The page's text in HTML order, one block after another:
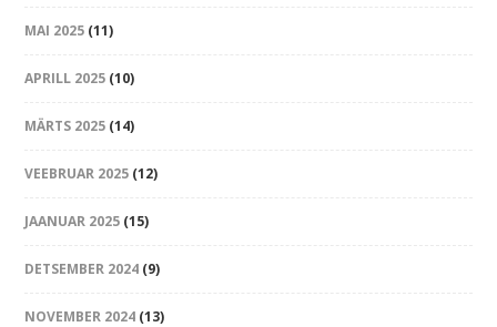
MAI 2025 (11)
APRILL 2025 (10)
MÄRTS 2025 (14)
VEEBRUAR 2025 (12)
JAANUAR 2025 (15)
DETSEMBER 2024 (9)
NOVEMBER 2024 (13)